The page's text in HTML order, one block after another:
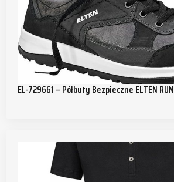
EL-729661 – Półbuty Bezpieczne ELTEN